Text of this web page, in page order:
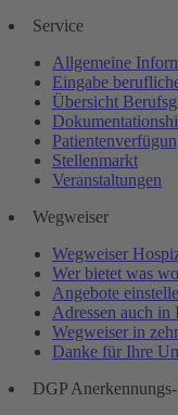
Service
Allgemeine
Eingabe
Übersicht
Stellenmarkt
Veranstaltungen
Wegweiser
Wegweiser
Wer bietet was
Angebote
Adressen auch in
Wegweiser in
Danke für Ihre
DGP